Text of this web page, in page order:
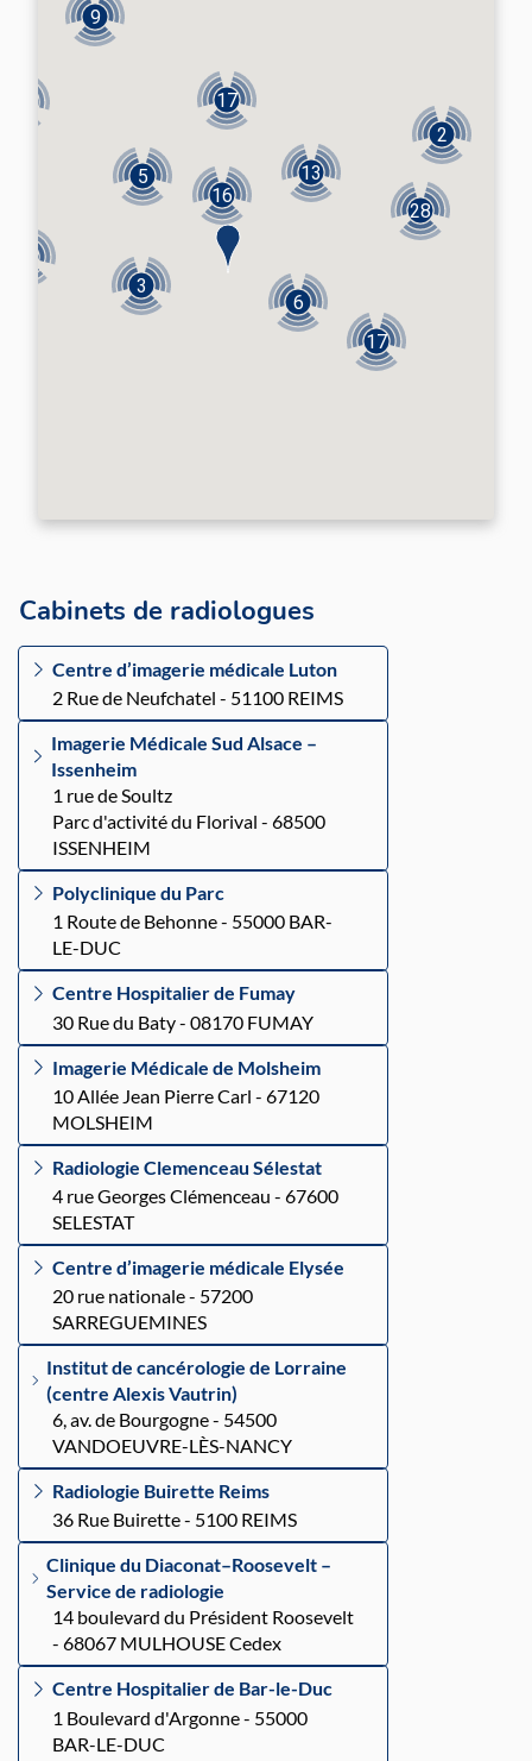
17
28
16
17
13
9
5
6
2
3
Cabinets de radiologues
Centre d’imagerie médicale Luton
2 Rue de Neufchatel - 51100 REIMS
Imagerie Médicale Sud Alsace –
Issenheim
1 rue de Soultz
Parc d'activité du Florival - 68500
ISSENHEIM
Polyclinique du Parc
1 Route de Behonne - 55000 BAR-
LE-DUC
Centre Hospitalier de Fumay
30 Rue du Baty - 08170 FUMAY
Imagerie Médicale de Molsheim
10 Allée Jean Pierre Carl - 67120
MOLSHEIM
Radiologie Clemenceau Sélestat
4 rue Georges Clémenceau - 67600
SELESTAT
Centre d’imagerie médicale Elysée
20 rue nationale - 57200
SARREGUEMINES
Institut de cancérologie de Lorraine
(centre Alexis Vautrin)
6, av. de Bourgogne - 54500
VANDOEUVRE-LÈS-NANCY
Radiologie Buirette Reims
36 Rue Buirette - 5100 REIMS
Clinique du Diaconat–Roosevelt –
Service de radiologie
14 boulevard du Président Roosevelt
- 68067 MULHOUSE Cedex
Centre Hospitalier de Bar-le-Duc
1 Boulevard d'Argonne - 55000
BAR-LE-DUC